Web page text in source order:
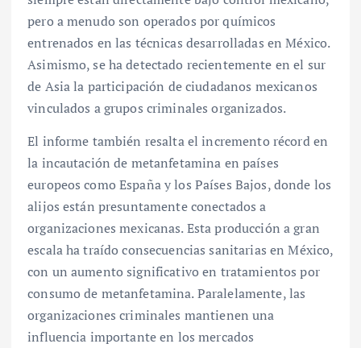
pero a menudo son operados por químicos
entrenados en las técnicas desarrolladas en México.
Asimismo, se ha detectado recientemente en el sur
de Asia la participación de ciudadanos mexicanos
vinculados a grupos criminales organizados.
El informe también resalta el incremento récord en
la incautación de metanfetamina en países
europeos como España y los Países Bajos, donde los
alijos están presuntamente conectados a
organizaciones mexicanas. Esta producción a gran
escala ha traído consecuencias sanitarias en México,
con un aumento significativo en tratamientos por
consumo de metanfetamina. Paralelamente, las
organizaciones criminales mantienen una
influencia importante en los mercados